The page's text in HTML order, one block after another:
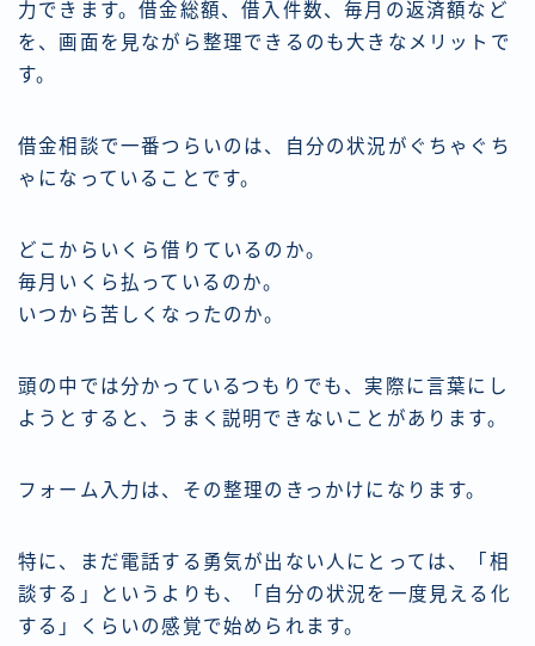
力できます。借金総額、借入件数、毎月の返済額など
を、画面を見ながら整理できるのも大きなメリットで
す。
借金相談で一番つらいのは、自分の状況がぐちゃぐち
ゃになっていることです。
どこからいくら借りているのか。
毎月いくら払っているのか。
いつから苦しくなったのか。
頭の中では分かっているつもりでも、実際に言葉にし
ようとすると、うまく説明できないことがあります。
フォーム入力は、その整理のきっかけになります。
特に、まだ電話する勇気が出ない人にとっては、「相
談する」というよりも、「自分の状況を一度見える化
する」くらいの感覚で始められます。